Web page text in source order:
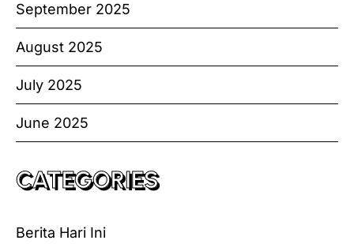
September 2025
August 2025
July 2025
June 2025
CATEGORIES
Berita Hari Ini